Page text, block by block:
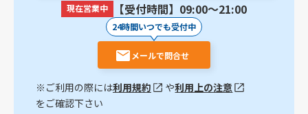
現在営業中 【受付時間】09:00〜21:00
24時間いつでも受付中
メールで問合せ
※ご利用の際には利用規約 や利用上の注意
をご確認下さい